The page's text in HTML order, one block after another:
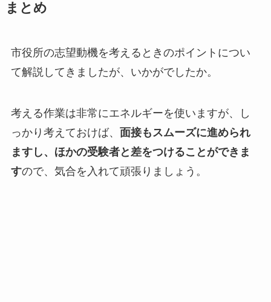
まとめ
市役所の志望動機を考えるときのポイントについ
て解説してきましたが、いかがでしたか。
考える作業は非常にエネルギーを使いますが、し
っかり考えておけば、 面接もスムーズに進められ
ますし、ほかの受験者と差をつけることができま
すので、気合を入れて頑張りましょう。